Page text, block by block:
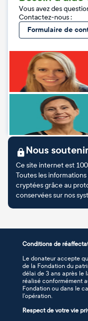
Vous avez des
Contactez-nous :
Formulaire de
Nous
Ce site internet est
Toutes les
cryptées grâce au
conservées sur nos
Conditions de
Le donateur accepte
de la Fondation du
délai de 3 ans après le
réalisé conformément
Fondation ou dans le
l’opération.
Respect de votre vie